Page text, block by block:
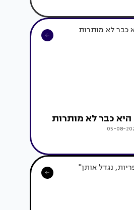
כבר לא מותרות
05-08-